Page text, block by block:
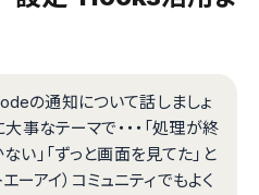
の通知について話しましょ
大事なテーマで・・・「処理が終
い」「ずっと画面を見てた」と
エーアイ）コミュニティでもよく